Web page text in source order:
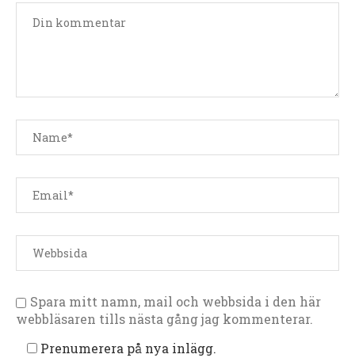
Spara mitt namn, mail och webbsida i den här
webbläsaren tills nästa gång jag kommenterar.
Prenumerera på nya inlägg.